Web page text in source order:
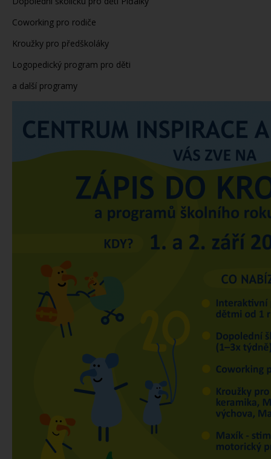
Coworking pro rodiče
Kroužky pro předškoláky
Logopedický program pro děti
a další programy